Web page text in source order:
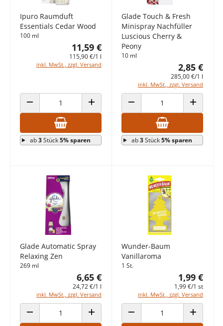
Ipuro Raumduft
Essentials Cedar Wood
100 ml
11,59 €
115,90 €/1 l
inkl. MwSt., zzgl. Versand
ANZAHL VERRINGERN ANZAHL ERHÖHEN
ab3Stück5% sparen
Glade Touch & Fresh
Minispray Nachfüller
Luscious Cherry &
Peony
10 ml
2,85 €
285,00 €/1 l
inkl. MwSt., zzgl. Versand
ANZAHL VERRINGERN ANZAHL
ab3Stück5% sparen
Glade Automatic Spray
Relaxing Zen
269 ml
6,65 €
24,72 €/1 l
inkl. MwSt., zzgl. Versand
ANZAHL VERRINGERN ANZAHL ERHÖHEN
Wunder-Baum
Vanillaroma
1 St.
1,99 €
1,99 €/1 st
inkl. MwSt., zzgl. Versand
ANZAHL VERRINGERN ANZAHL